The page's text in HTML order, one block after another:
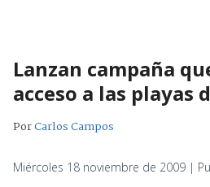
Lanzan campaña
acceso a las playas
PorCarlos Campos
Miércoles 18 noviembre de 2009 |